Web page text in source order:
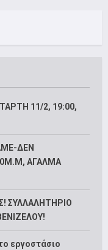
11/2, 19:00,
ΔΕΝ
ΑΓΑΛΜΑ
ΣΥΛΛΑΛΗΤΗΡΙΟ
εργοστάσιο